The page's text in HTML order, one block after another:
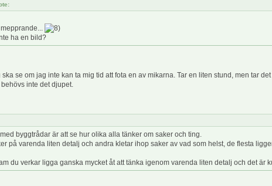
mepprande...
ha en bild?
ska se om jag inte kan ta mig tid att fota en av mikarna. Tar en liten stund, men tar
inte det djupet.
byggtrådar är att se hur olika alla tänker om saker och ting.
på varenda liten detalj och andra kletar ihop saker av vad som helst, de flesta
du verkar ligga ganska mycket åt att tänka igenom varenda liten detalj och det är